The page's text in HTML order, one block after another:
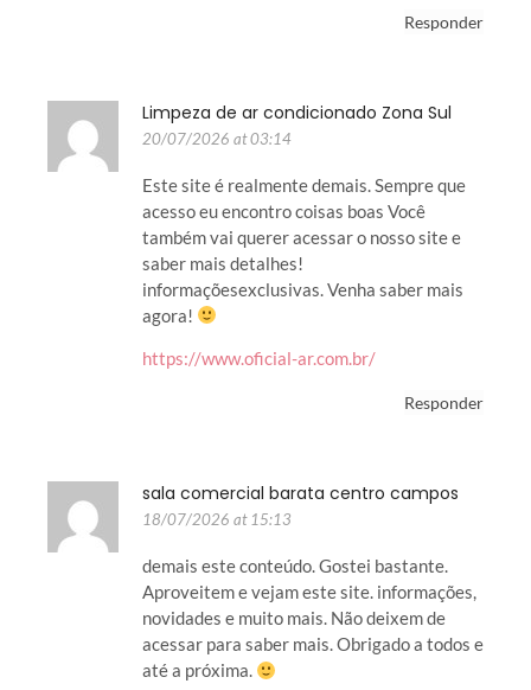
Responder
Limpeza de ar condicionado Zona Sul
20/07/2026 at 03:14
Este site é realmente demais. Sempre que
acesso eu encontro coisas boas Você
também vai querer acessar o nosso site e
saber mais detalhes!
informaçõesexclusivas. Venha saber mais
agora!
https://www.oficial-ar.com.br/
Responder
sala comercial barata centro campos
18/07/2026 at 15:13
demais este conteúdo. Gostei bastante.
Aproveitem e vejam este site. informações,
novidades e muito mais. Não deixem de
acessar para saber mais. Obrigado a todos e
até a próxima.